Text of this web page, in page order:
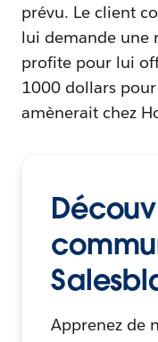
prévu. Le client
lui demande une
profite pour lui
1000 dollars
amènerait chez
Apprenez de